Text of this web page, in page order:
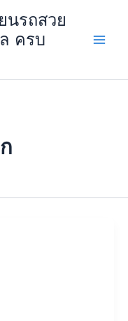
นรถสวย
ครบ